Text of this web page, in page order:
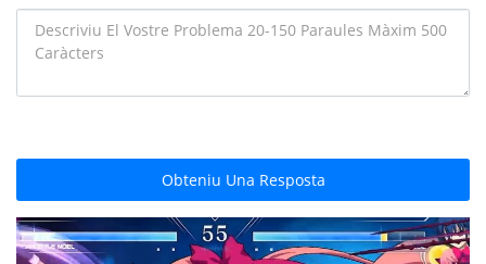
Obteniu Una Resposta